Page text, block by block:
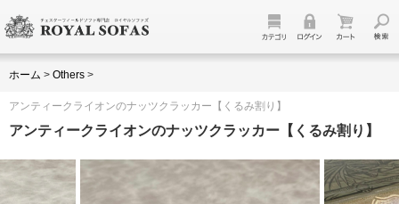
ホーム > Others >
アンティークライオンのナッツクラッカー【くるみ割り】
アンティークライオンのナッツクラッカー【くるみ割り】